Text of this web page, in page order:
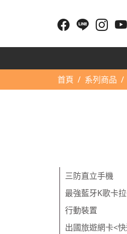
首頁
系列商品
三防直立手機
最強藍牙K歌卡
行動裝置
出國旅遊網卡<